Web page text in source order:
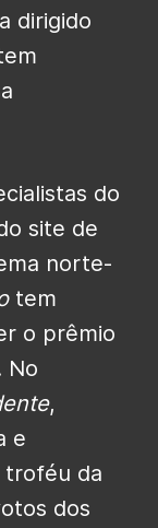
dirigido
do
site de
norte-
tem
o prêmio
No
,
e
troféu da
dos